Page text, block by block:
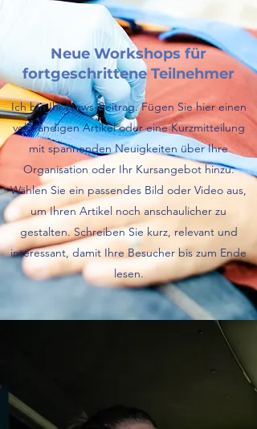
Neue Workshops für
fortgeschrittene Teilnehmer
Ich bin Ihr News-Beitrag. Fügen Sie hier einen
vollständigen Artikel oder eine Kurzmitteilung
mit spannenden Neuigkeiten über Ihre
Organisation oder Ihr Kursangebot hinzu.
Wählen Sie ein passendes Bild oder Video aus,
um Ihren Artikel noch anschaulicher zu
gestalten. Schreiben Sie kurz, relevant und
interessant, damit Ihre Besucher bis zum Ende
lesen.